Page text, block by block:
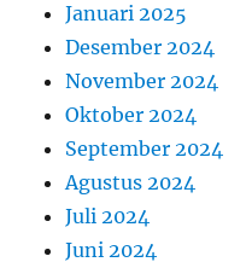
Januari 2025
Desember 2024
November 2024
Oktober 2024
September 2024
Agustus 2024
Juli 2024
Juni 2024